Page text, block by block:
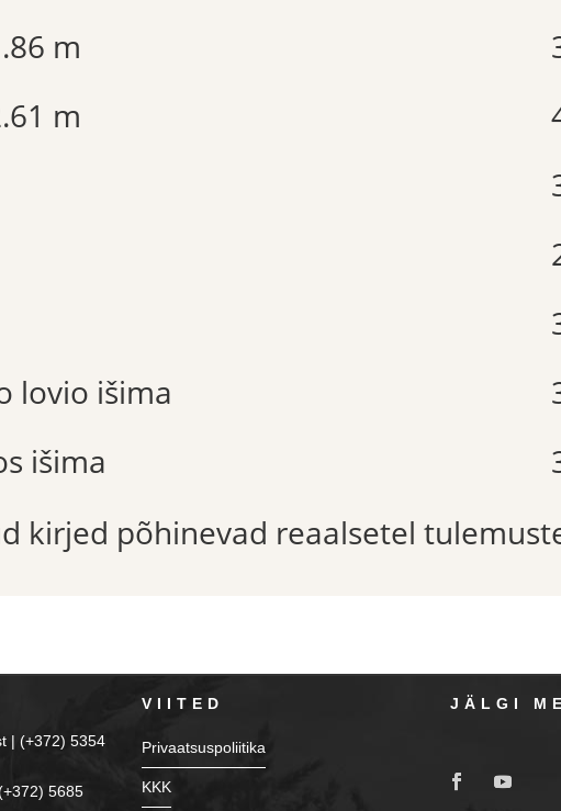
m
m
lovio išima
išima
kirjed põhinevad reaalsetel
| (+372) 5354
5685
VIITED
Privaatsuspoliitika
KKK
JÄLGI